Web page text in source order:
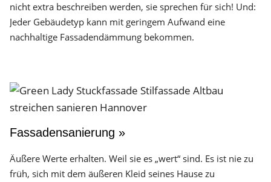
nicht extra beschreiben werden, sie sprechen für sich! Und:
Jeder Gebäudetyp kann mit geringem Aufwand eine
nachhaltige Fassadendämmung bekommen.
Fassadensanierung »
Äußere Werte erhalten. Weil sie es „wert“ sind. Es ist nie zu
früh, sich mit dem äußeren Kleid seines Hause zu